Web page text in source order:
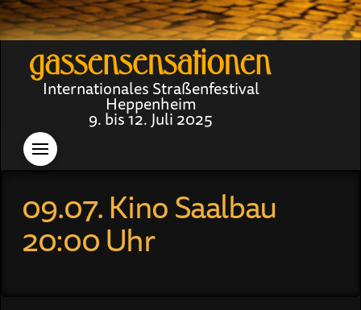
Internationales Straßenfestival
Heppenheim
9. bis 12. Juli 2025
09.07. Kino Saalbau
20:00 Uhr